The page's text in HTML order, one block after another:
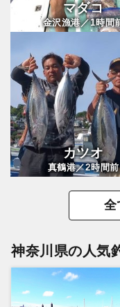
マダコ
金沢漁港／1時間
カツオ
真鶴港／2時間前
全
神奈川県の人気